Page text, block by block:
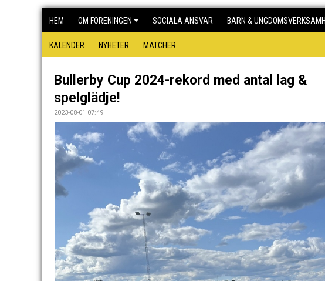
HEM OM FÖRENINGEN SOCIALA ANSVAR BARN &
KALENDER NYHETER MATCHER
Bullerby Cup 2024-rekord med antal lag &
spelglädje!
2023-08-01 07:49